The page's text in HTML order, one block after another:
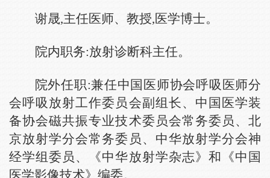
谢晟,主任医师、教授,医学博士。
院内职务:放射诊断科主任。
院外任职:兼任中国医师协会呼吸医师分
会呼吸放射工作委员会副组长、中国医学装
备协会磁共振专业技术委员会常务委员、北
京放射学分会常务委员、中华放射学分会神
经学组委员、《中华放射学杂志》和《中国
医学影像技术》编委。